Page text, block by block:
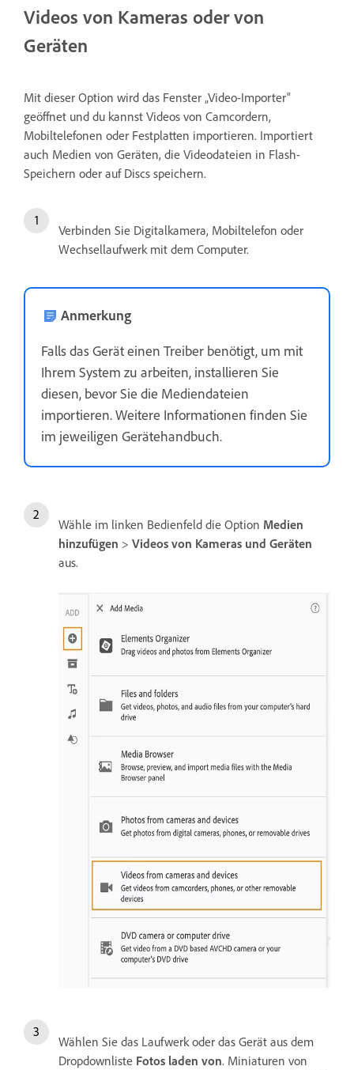
Videos von Kameras oder von
Geräten
Mit dieser Option wird das Fenster „Video-Importer“
geöffnet und du kannst Videos von Camcordern,
Mobiltelefonen oder Festplatten importieren. Importiert
auch Medien von Geräten, die Videodateien in Flash-
Speichern oder auf Discs speichern.
Verbinden Sie Digitalkamera, Mobiltelefon oder
Wechsellaufwerk mit dem Computer.
Anmerkung
Falls das Gerät einen Treiber benötigt, um mit
Ihrem System zu arbeiten, installieren Sie
diesen, bevor Sie die Mediendateien
importieren. Weitere Informationen finden Sie
im jeweiligen Gerätehandbuch.
Wähle im linken Bedienfeld die Option Medien
hinzufügen > Videos von Kameras und Geräten
aus.
Wählen Sie das Laufwerk oder das Gerät aus dem
Dropdownliste Fotos laden von. Miniaturen von